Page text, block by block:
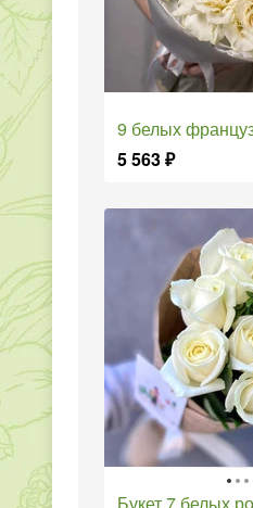
9 белых
5 563₽
Букет 7 белых